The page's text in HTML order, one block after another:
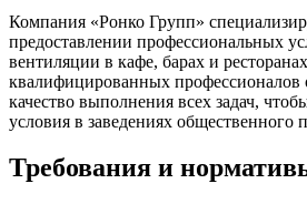
Компания «Ронко Групп»
предоставлении профессиональных
вентиляции в кафе, барах и
квалифицированных профессионалов
качество выполнения всех задач,
условия в заведениях общественного
Требования и